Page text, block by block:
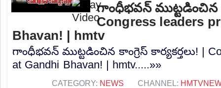
గాంధీభవన్ ముట్టడించిన
Congress leaders
Bhavan! | hmtv
గాంధీభవన్ ముట్టడించిన కాంగ్రెస్ కార్యకర్తలు! |
at Gandhi Bhavan! | hmtv.....»»
CATEGORY: NEWS CHANNEL: